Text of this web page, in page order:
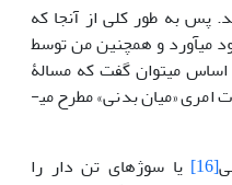
پس به طور کلی از آن­جا که
می­آورد و همچنین من توسط
می­توان گفت که مسالۀ
امری «میان بدنی» مطرح می­
[16]
یا سوژه­ای تن دار را